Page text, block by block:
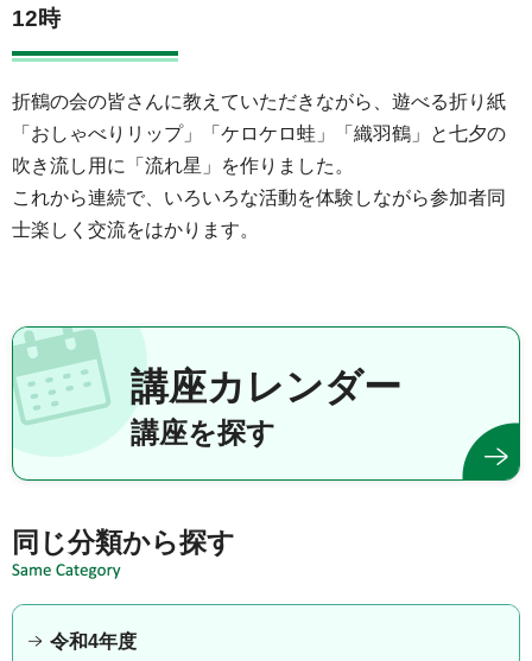
12時
折鶴の会の皆さんに教えていただきながら、遊べる折り紙
「おしゃべりリップ」「ケロケロ蛙」「織羽鶴」と七夕の
吹き流し用に「流れ星」を作りました。
これから連続で、いろいろな活動を体験しながら参加者同
士楽しく交流をはかります。
講座カレンダー
講座を探す
同じ分類から探す
令和4年度